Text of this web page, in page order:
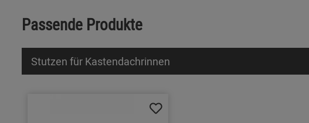
Passende Produkte
Stutzen für Kastendachrinnen